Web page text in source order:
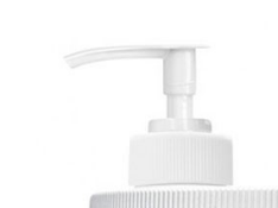
Auriculomedicina
Cromoterapia